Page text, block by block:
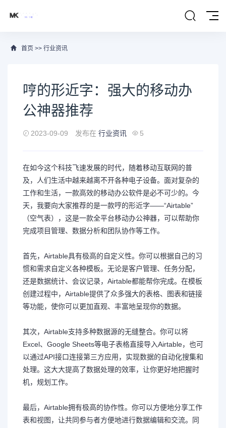
首页 >> 行业资讯
哼的形近字：强大的移动办
公神器推荐
2023-09-09 发布在 行业资讯 5
在如今这个科技飞速发展的时代，随着移动互联网的普
及，人们生活中越来越离不开各种电子设备。面对复杂的
工作和生活，一款高效的移动办公软件是必不可少的。今
天，我要向大家推荐的是一款哼的形近字——“Airtable”
（空气表），这是一款全平台移动办公神器，可以帮助你
完成项目管理、数据分析和团队协作等工作。
首先，Airtable具有极高的自定义性。你可以根据自己的习
惯和需求自定义各种模板。无论是客户管理、任务分配，
还是数据统计、会议记录，Airtable都能帮你完成。在模板
创建过程中，Airtable提供了众多强大的表格、图表和链接
等功能，使你可以更加直观、丰富地呈现你的数据。
其次，Airtable支持多种数据源的无缝整合。你可以将
Excel、Google Sheets等电子表格直接导入Airtable，也可
以通过API接口连接第三方应用，实现数据的自动化搜集和
处理。这大大提高了数据处理的效率，让你更好地把握时
机，规划工作。
最后，Airtable拥有极高的协作性。你可以方便地分享工作
表和视图，让共同参与者方便地进行数据编辑和交流。同